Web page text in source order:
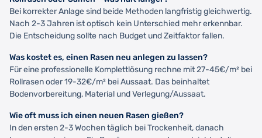
Bei korrekter Anlage sind beide Methoden langfristig gleichwertig.
Nach 2-3 Jahren ist optisch kein Unterschied mehr erkennbar.
Die Entscheidung sollte nach Budget und Zeitfaktor fallen.
Was kostet es, einen Rasen neu anlegen zu lassen?
Für eine professionelle Komplettlösung rechne mit 27-45€/m² bei
Rollrasen oder 19-32€/m² bei Aussaat. Das beinhaltet
Bodenvorbereitung, Material und Verlegung/Aussaat.
Wie oft muss ich einen neuen Rasen gießen?
In den ersten 2-3 Wochen täglich bei Trockenheit, danach